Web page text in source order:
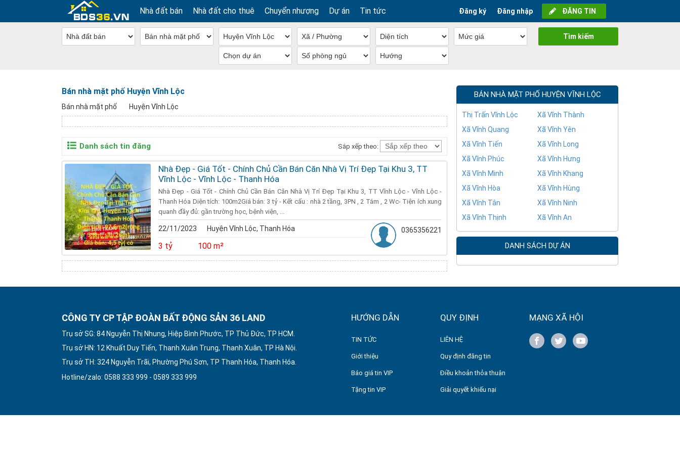
Nhà đất bán Nhà đất cho thuê Chuyển nhượng Dự án Tin tức ĐĂNG TIN
Đăng nhập
Đăng ký
Tìm kiếm
Bán nhà mặt phố Huyện Vĩnh Lộc
Bán nhà mặt phố Huyện Vĩnh Lộc
Danh sách tin đăng Sắp xếp theo:
Nhà Đẹp - Giá Tốt - Chính Chủ Cần Bán Căn Nhà Vị Trí Đẹp Tại Khu 3, TT
Vĩnh Lộc - Vĩnh Lộc - Thanh Hóa
Nhà Đẹp - Giá Tốt - Chính Chủ Cần Bán Căn Nhà Vị Trí Đẹp Tại Khu 3, TT Vĩnh Lộc - Vĩnh Lộc -
Thanh Hóa Diện tích: 100m2Giá bán: 3 tỷ - Kết cấu : nhà 2 tầng, 3PN , 2 Tắm , 2 Wc- Tiện ích xung
quanh đầy đủ: gần trường học, bệnh viện, ...
22/11/2023 Huyện Vĩnh Lộc, Thanh Hóa
3 tỷ 100 m²
0365356221
BÁN NHÀ MẶT PHỐ HUYỆN VĨNH LỘC
Thị Trấn Vĩnh Lộc
Xã Vĩnh Thành
Xã Vĩnh Quang
Xã Vĩnh Yên
Xã Vĩnh Tiến
Xã Vĩnh Long
Xã Vĩnh Phúc
Xã Vĩnh Hưng
Xã Vĩnh Minh
Xã Vĩnh Khang
Xã Vĩnh Hòa
Xã Vĩnh Hùng
Xã Vĩnh Tân
Xã Vĩnh Ninh
Xã Vĩnh Thịnh
Xã Vĩnh An
DANH SÁCH DỰ ÁN
CÔNG TY CP TẬP ĐOÀN BẤT ĐỘNG SẢN 36 LAND
Trụ sở SG: 84 Nguyễn Thị Nhung, Hiệp Bình Phước, TP Thủ Đức, TP HCM.
Trụ sở HN: 12 Khuất Duy Tiến, Thanh Xuân Trung, Thanh Xuân, TP Hà Nội.
Trụ sở TH: 324 Nguyễn Trãi, Phường Phú Sơn, TP Thanh Hóa, Thanh Hóa.
Hotline/zalo: 0588 333 999 - 0589 333 999
HƯỚNG DẪN
TIN TỨC
Giới thiệu
Báo giá tin VIP
Tặng tin VIP
QUY ĐỊNH
LIÊN HỆ
Quy định đăng tin
Điều khoản thỏa thuận
Giải quyết khiếu nại
MẠNG XÃ HỘI